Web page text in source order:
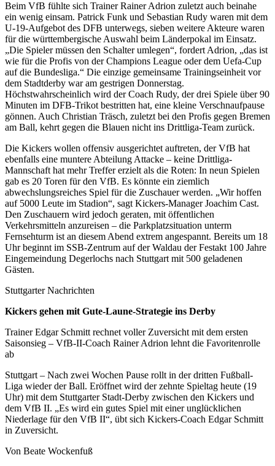
Beim VfB fühlte sich Trainer Rainer Adrion zuletzt auch beinahe
ein wenig einsam. Patrick Funk und Sebastian Rudy waren mit dem
U-19-Aufgebot des DFB unterwegs, sieben weitere Akteure waren
für die württembergische Auswahl beim Länderpokal im Einsatz.
„Die Spieler müssen den Schalter umlegen“, fordert Adrion, „das ist
wie für die Profis von der Champions League oder dem Uefa-Cup
auf die Bundesliga.“ Die einzige gemeinsame Trainingseinheit vor
dem Stadtderby war am gestrigen Donnerstag.
Höchstwahrscheinlich wird der Coach Rudy, der drei Spiele über 90
Minuten im DFB-Trikot bestritten hat, eine kleine Verschnaufpause
gönnen. Auch Christian Träsch, zuletzt bei den Profis gegen Bremen
am Ball, kehrt gegen die Blauen nicht ins Drittliga-Team zurück.
Die Kickers wollen offensiv ausgerichtet auftreten, der VfB hat
ebenfalls eine muntere Abteilung Attacke – keine Drittliga-
Mannschaft hat mehr Treffer erzielt als die Roten: In neun Spielen
gab es 20 Toren für den VfB. Es könnte ein ziemlich
abwechslungsreiches Spiel für die Zuschauer werden. „Wir hoffen
auf 5000 Leute im Stadion“, sagt Kickers-Manager Joachim Cast.
Den Zuschauern wird jedoch geraten, mit öffentlichen
Verkehrsmitteln anzureisen – die Parkplatzsituation unterm
Fernsehturm ist an diesem Abend extrem angespannt. Bereits um 18
Uhr beginnt im SSB-Zentrum auf der Waldau der Festakt 100 Jahre
Eingemeindung Degerlochs nach Stuttgart mit 500 geladenen
Gästen.
Stuttgarter Nachrichten
Kickers gehen mit Gute-Laune-Strategie ins Derby
Trainer Edgar Schmitt rechnet voller Zuversicht mit dem ersten
Saisonsieg – VfB-II-Coach Rainer Adrion lehnt die Favoritenrolle
ab
Stuttgart – Nach zwei Wochen Pause rollt in der dritten Fußball-
Liga wieder der Ball. Eröffnet wird der zehnte Spieltag heute (19
Uhr) mit dem Stuttgarter Stadt-Derby zwischen den Kickers und
dem VfB II. „Es wird ein gutes Spiel mit einer unglücklichen
Niederlage für den VfB II“, übt sich Kickers-Coach Edgar Schmitt
in Zuversicht.
Von Beate Wockenfuß